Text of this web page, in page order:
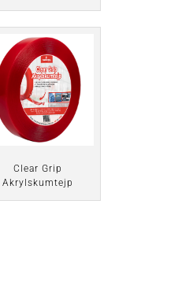
Clear Grip
Akrylskumtejp